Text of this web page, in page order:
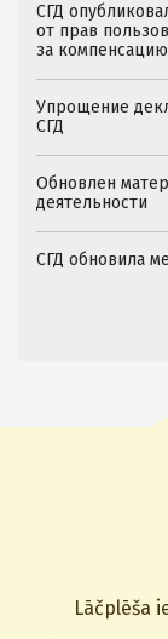
СГД
от прав
за компенсацию
Упрощение
СГД
Обновлен
деятельности
СГД обновила
Lāčplēša